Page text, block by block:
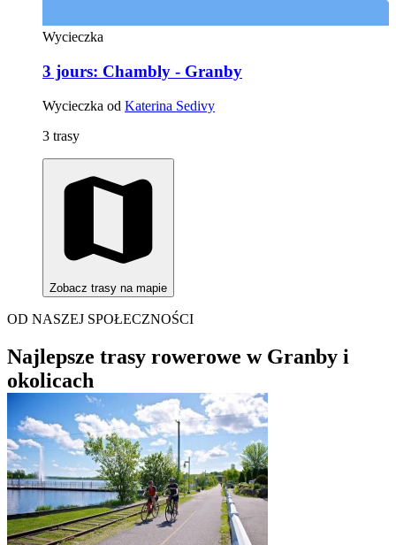
Wycieczka
3 jours: Chambly - Granby
Wycieczka od Katerina Sedivy
3 trasy
Zobacz trasy na mapie
OD NASZEJ SPOŁECZNOŚCI
Najlepsze trasy rowerowe w Granby i
okolicach